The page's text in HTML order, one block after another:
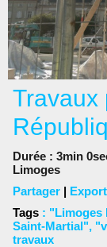
Travaux
Durée : 3min
Limoges
Partager |
Tags : "Limoges
Saint-Martial",
travaux